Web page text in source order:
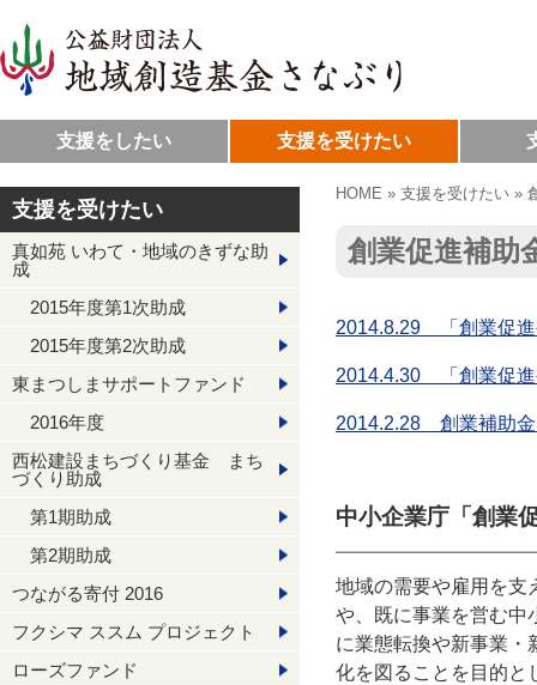
支援をしたい 支援を受けたい
HOME » 支援を受けたい »
創業促進補助
2014.8.29 「創業促進
2014.4.30 「創業促進
2014.2.28 創業補助金
中小企業庁「創業
地域の需要や雇用を支
や、既に事業を営む中
に業態転換や新事業・
化を図ることを目的と
支援を受けたい
真如苑 いわて・地域のきずな助
成
2015年度第1次助成
2015年度第2次助成
東まつしまサポートファンド
2016年度
西松建設まちづくり基金 まち
づくり助成
第1期助成
第2期助成
つながる寄付 2016
フクシマ ススム プロジェクト
ローズファンド